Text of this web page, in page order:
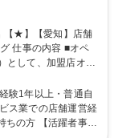
ペ
として、加盟店オー
全般に関わる支援
す。 【業務
、売場確認、発注や
サポート等がござ
験1年以上・普通自
ス業での店舗運営経
活躍者事